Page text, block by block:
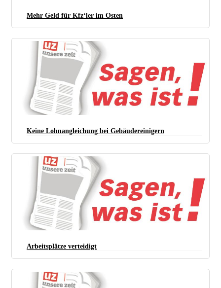
Mehr Geld für Kfz‘ler im Osten
Keine Lohnangleichung bei Gebäudereinigern
Arbeitsplätze verteidigt